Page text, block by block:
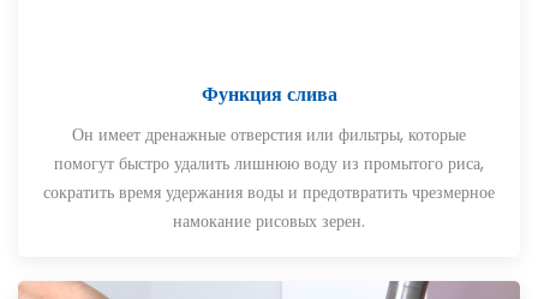
Функция слива
Он имеет дренажные отверстия или фильтры, которые
помогут быстро удалить лишнюю воду из промытого риса,
сократить время удержания воды и предотвратить чрезмерное
намокание рисовых зерен.